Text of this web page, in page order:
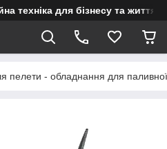
техніка для бізнесу та життя
пелети - обладнання для